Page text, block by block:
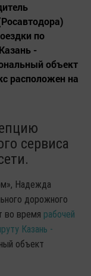
по
-
объект
расположен на
сервиса
Надежда
дорожного
во время рабочей
Казань -
объект